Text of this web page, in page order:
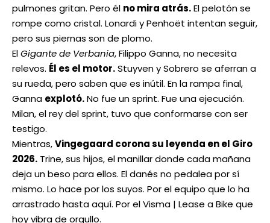
pulmones gritan. Pero él no mira atrás.El pelotón se
rompe como cristal. Lonardi y Penhoët intentan seguir,
pero sus piernas son de plomo.
ElGigante de Verbania, Filippo Ganna, no necesita
relevos. Él es el motor.Stuyven y Sobrero se aferran a
su rueda, pero saben que es inútil. En la rampa final,
Ganna explotó.No fue un sprint. Fue una ejecución.
Milan, el rey del sprint, tuvo que conformarse con ser
testigo.
Mientras,Vingegaard corona su leyenda en el Giro
2026. Trine, sus hijos, el manillar donde cada mañana
deja un beso para ellos. El danés no pedalea por sí
mismo. Lo hace por los suyos. Por el equipo que lo ha
arrastrado hasta aquí. Por el Visma | Lease a Bike que
hoy vibra de orgullo.